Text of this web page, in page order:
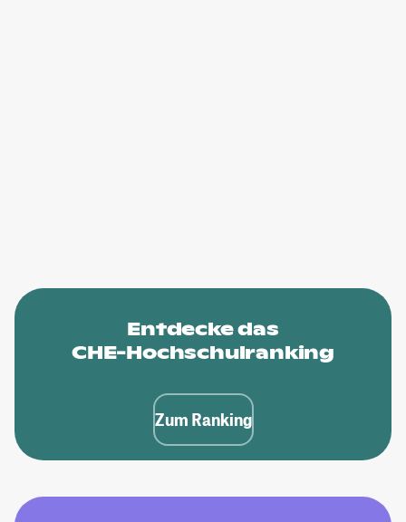
Entdecke das
CHE-Hochschulranking
Zum Ranking